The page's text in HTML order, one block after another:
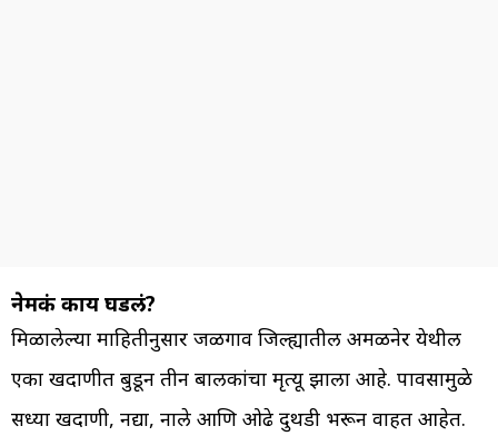
नेमकं काय घडलं?
मिळालेल्या माहितीनुसार जळगाव जिल्ह्यातील अमळनेर येथील
एका खदाणीत बुडून तीन बालकांचा मृत्यू झाला आहे. पावसामुळे
सध्या खदाणी, नद्या, नाले आणि ओढे दुथडी भरून वाहत आहेत.